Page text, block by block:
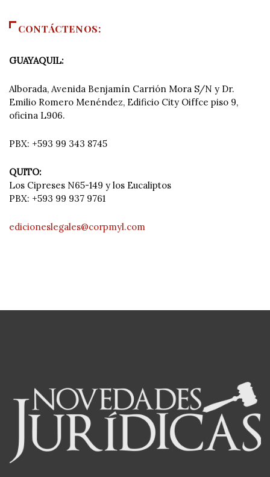
CONTÁCTENOS:
GUAYAQUIL:
Alborada, Avenida Benjamín Carrión Mora S/N y Dr.
Emilio Romero Menéndez, Edificio City Oiffce piso 9,
oficina L906.
PBX: +593 99 343 8745
QUITO:
Los Cipreses N65-149 y los Eucaliptos
PBX: +593 99 937 9761
edicioneslegales@corpmyl.com